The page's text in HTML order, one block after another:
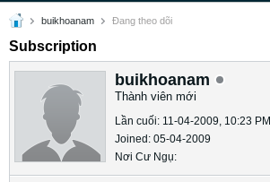
buikhoanam Ðang theo dõi
Subscription
buikhoanam
Thành viên mới
Lần cuối: 11-04-2009, 10:23 PM
Joined: 05-04-2009
Nơi Cư Ngụ: